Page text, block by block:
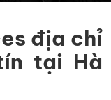
địa chỉ
tại Hà